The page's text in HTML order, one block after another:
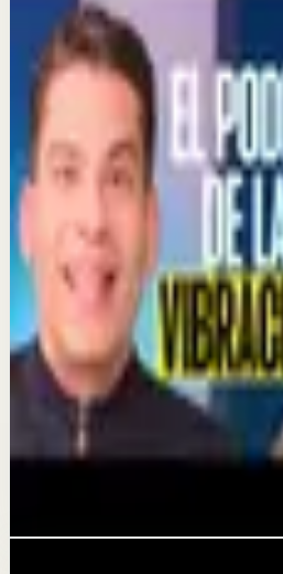
Seguir explorando
Reset rápido
¿Por qué el dinero no te
#mindset
4 jul
Reset rápido
HOY SOMOS BUENOS
Sesión profunda
La frecuencia de la
reprogramar tu
Leyton